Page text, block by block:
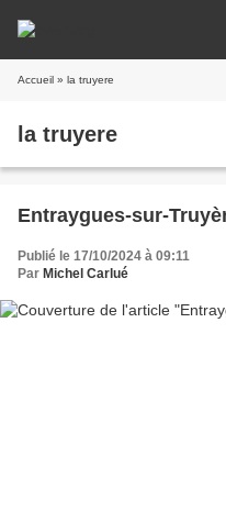
Accueil » la truyere
la truyere
Publié le 17/10/2024 à 09:11
Par Michel Carlué